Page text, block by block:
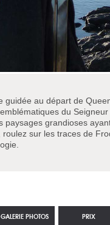
guidée au départ de
du
paysages grandioses
roulez sur les traces de
GALERIE PHOTOS PRIX